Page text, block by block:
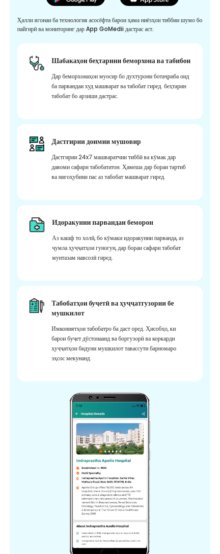
Ҳалли ягонаи ба технология асосёфта барои ҳама ниёзҳои тиббии шумо бо
пайгирӣ ва мониторинг дар App GoMedii дастрас аст.
Шабакаҳои беҳтарини беморхона ва табибон
Дар беморхонаҳои муосир бо духтурони ботаҷриба оид
ба парвандаи худ машварат ва табобат гиред. беҳтарин
табобат бо арзиши дастрас.
Дастгирии доимии мушовир
Дастгирии 24x7 машваратчии тиббӣ ва кӯмак дар
давоми сафари табобататон. Ҳамеша дар бораи тартиб
ва нигоҳубини пас аз табобат машварат гиред.
Идоракунии парвандаи беморон
Аз кашф то холӣ, бо кӯмаки идоракунии парванда, аз
ҷумла ҳуҷҷатҳои гуногун, дар бораи сафари табобат
мунтазам навсозӣ гиред.
Табобатҳои буҷетӣ ва ҳуҷҷатгузории бе
мушкилот
Имкониятҳои табобатро ба даст оред. Ҳисобҳо, ки
барои буҷет дӯстонаанд ва боргузорӣ ва коркарди
ҳуҷҷатҳои бидуни мушкилот тавассути барномаро
эҳсос мекунанд.